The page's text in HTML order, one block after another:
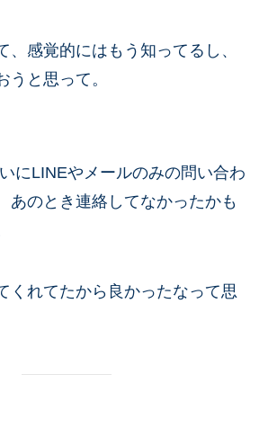
、感覚的にはもう知ってるし、
うと思って。
にLINEやメールのみの問い合わ
あのとき連絡してなかったかも
くれてたから良かったなって思